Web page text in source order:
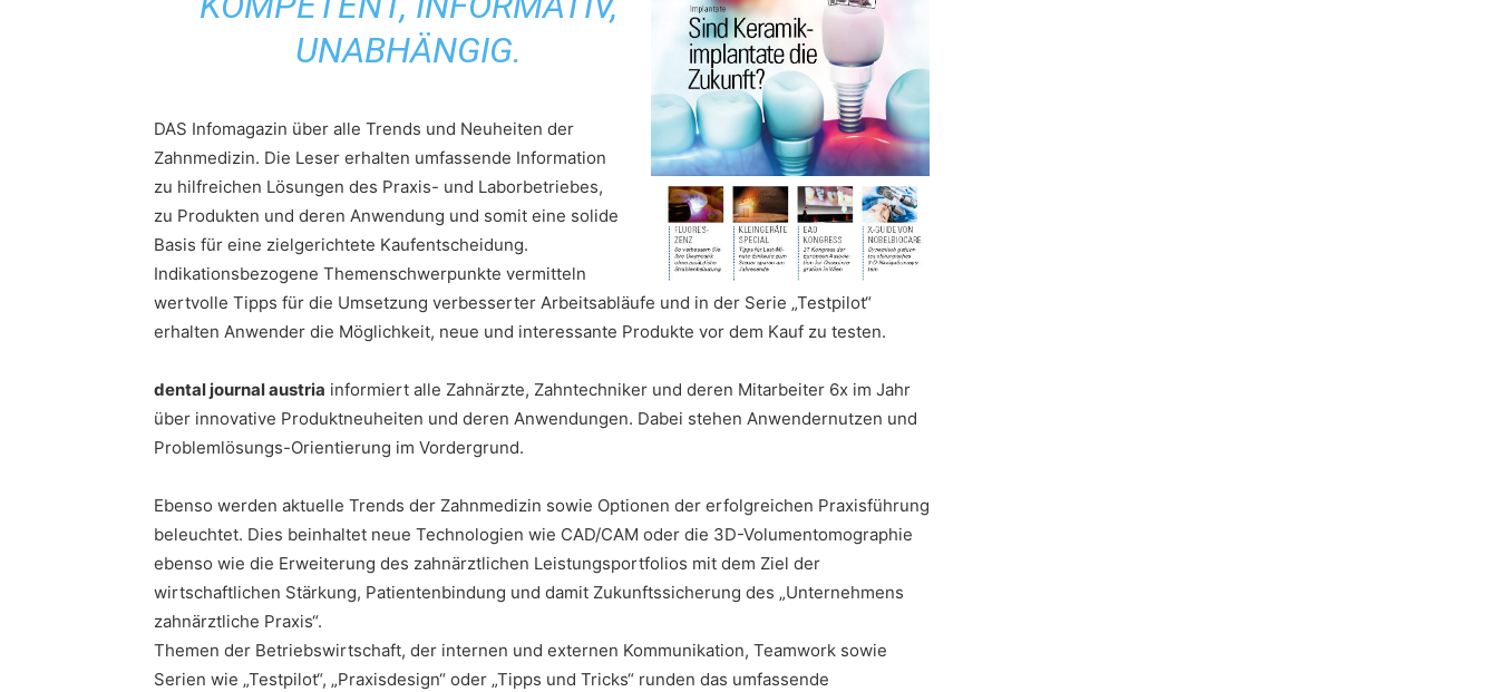
UNABHÄNGIG.
DAS Infomagazin über alle Trends und Neuheiten der
Zahnmedizin. Die Leser erhalten umfassende Information
zu hilfreichen Lösungen des Praxis- und Laborbetriebes,
zu Produkten und deren Anwendung und somit eine solide
Basis für eine zielgerichtete Kaufentscheidung.
Indikationsbezogene Themenschwerpunkte vermitteln
wertvolle Tipps für die Umsetzung verbesserter Arbeitsabläufe und in der Serie „Testpilot“
erhalten Anwender die Möglichkeit, neue und interessante Produkte vor dem Kauf zu testen.
dental journal austria informiert alle Zahnärzte, Zahntechniker und deren Mitarbeiter 6x im Jahr
über innovative Produktneuheiten und deren Anwendungen. Dabei stehen Anwendernutzen und
Problemlösungs-Orientierung im Vordergrund.
Ebenso werden aktuelle Trends der Zahnmedizin sowie Optionen der erfolgreichen Praxisführung
beleuchtet. Dies beinhaltet neue Technologien wie CAD/CAM oder die 3D-Volumentomographie
ebenso wie die Erweiterung des zahnärztlichen Leistungsportfolios mit dem Ziel der
wirtschaftlichen Stärkung, Patientenbindung und damit Zukunftssicherung des „Unternehmens
zahnärztliche Praxis“.
Themen der Betriebswirtschaft, der internen und externen Kommunikation, Teamwork sowie
Serien wie „Testpilot“, „Praxisdesign“ oder „Tipps und Tricks“ runden das umfassende